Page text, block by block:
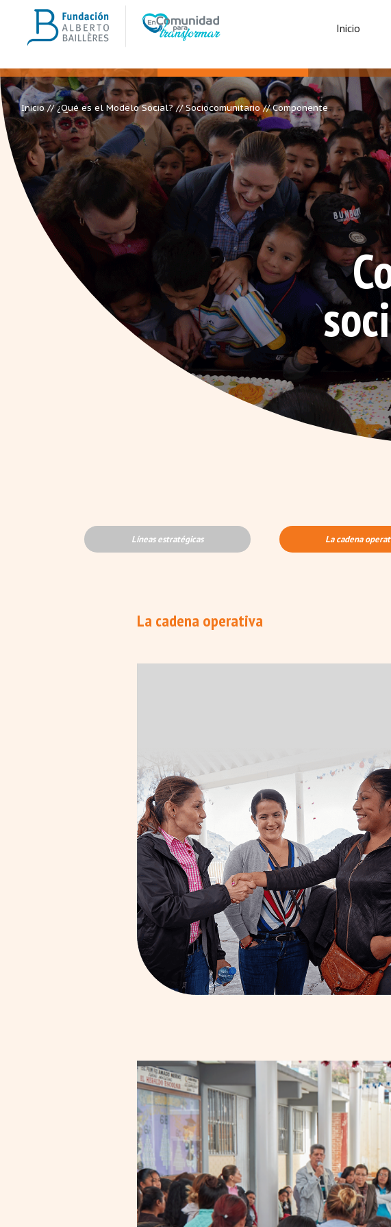
Inicio
Inicio//¿Qué es el Modelo Social?//Sociocomunitario// Componente
Líneas estratégicas La cadena
La cadena operativa